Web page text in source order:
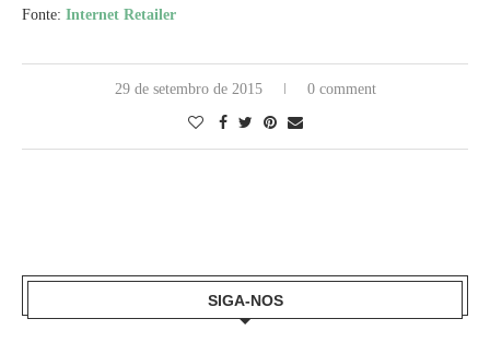
Fonte: Internet Retailer
29 de setembro de 2015 0 comment
SIGA-NOS